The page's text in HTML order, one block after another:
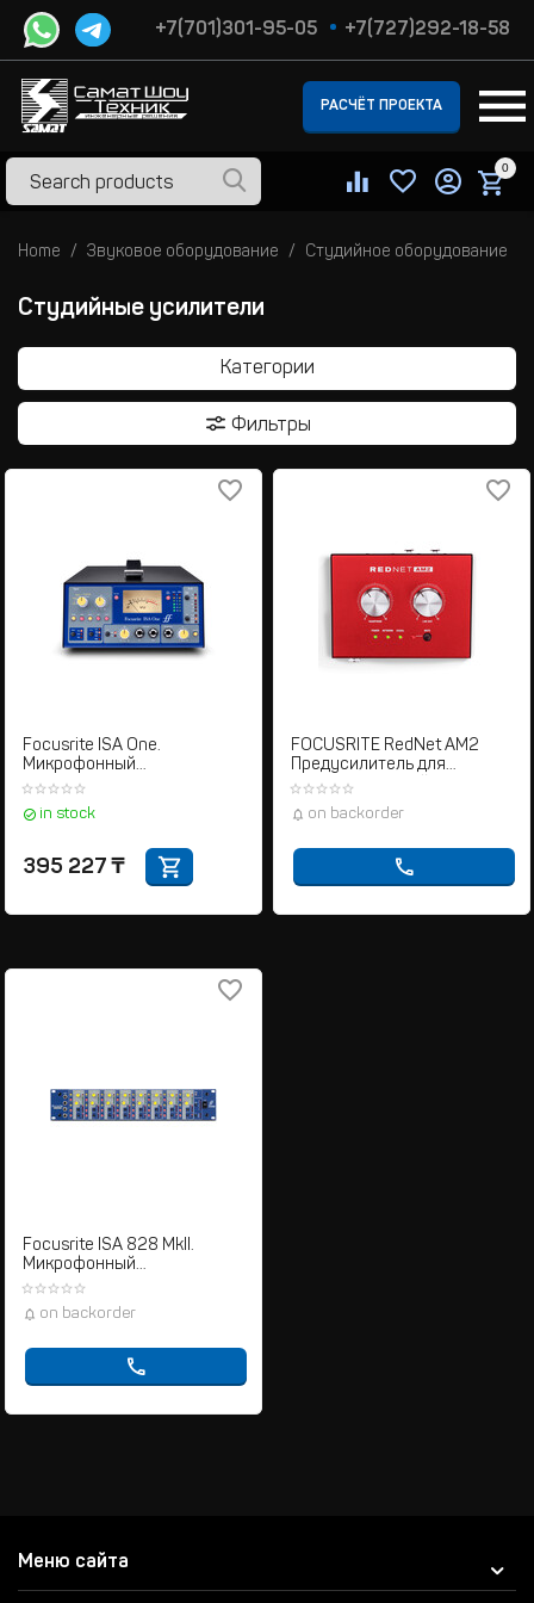
+7(701)301-95-05 +7(727)292-18-58
РАСЧЁТ ПРОЕКТА
0
Home Звуковое оборудование Студийное оборудование
Студийные усилители
Категории
Фильтры
Focusrite ISA One.
Микрофонный
предусилитель
in stock
395 227 ₸
FOCUSRITE RedNet AM2
Предусилитель для
наушников линейного
выхода
on backorder
Focusrite ISA 828 MkII.
Микрофонный
предусилитель
on backorder
Меню сайта